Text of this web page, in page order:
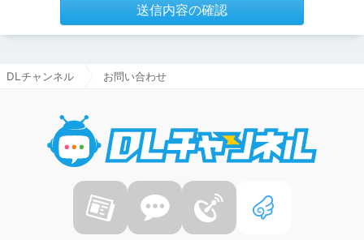
送信内容の確認
DLチャンネル お問い合わせ